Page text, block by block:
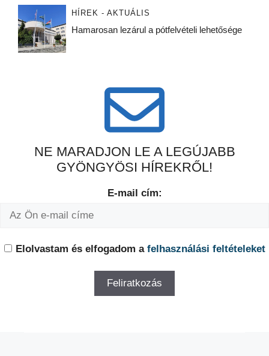
HÍREK - AKTUÁLIS
Hamarosan lezárul a pótfelvételi lehetősége
NE MARADJON LE A LEGÚJABB
GYÖNGYÖSI HÍREKRŐL!
E-mail cím:
Elolvastam és elfogadom a felhasználási feltételeket